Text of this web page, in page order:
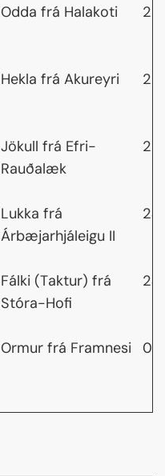
Odda frá Halakoti
Hekla frá Akureyri
Jökull frá Efri-
Rauðalæk
Lukka frá
Árbæjarhjáleigu II
Fálki (Taktur) frá
Stóra-Hofi
Ormur frá Framnesi